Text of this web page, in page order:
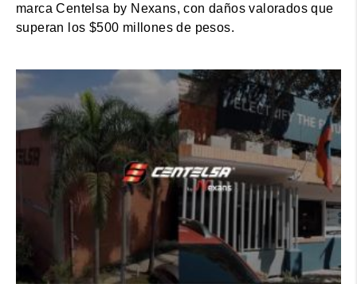
marca Centelsa by Nexans, con daños valorados que
superan los $500 millones de pesos.